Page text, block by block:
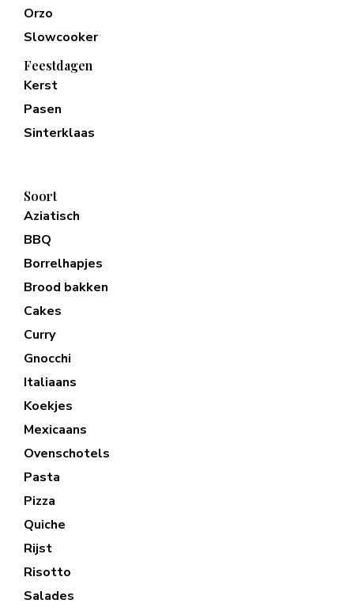
Orzo
Slowcooker
Feestdagen
Kerst
Pasen
Sinterklaas
Soort
Aziatisch
BBQ
Borrelhapjes
Brood bakken
Cakes
Curry
Gnocchi
Italiaans
Koekjes
Mexicaans
Ovenschotels
Pasta
Pizza
Quiche
Rijst
Risotto
Salades